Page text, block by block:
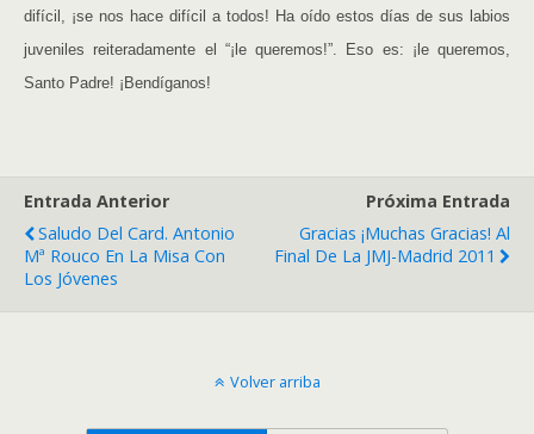
difícil, ¡se nos hace difícil a todos! Ha oído estos días de sus labios
juveniles reiteradamente el “¡le queremos!”. Eso es: ¡le queremos,
Santo Padre! ¡Bendíganos!
Entrada Anterior
Saludo Del Card. Antonio
Mª Rouco En La Misa Con
Los Jóvenes
Próxima Entrada
Gracias ¡muchas Gracias! Al
Final De La JMJ-Madrid 2011
Volver arriba